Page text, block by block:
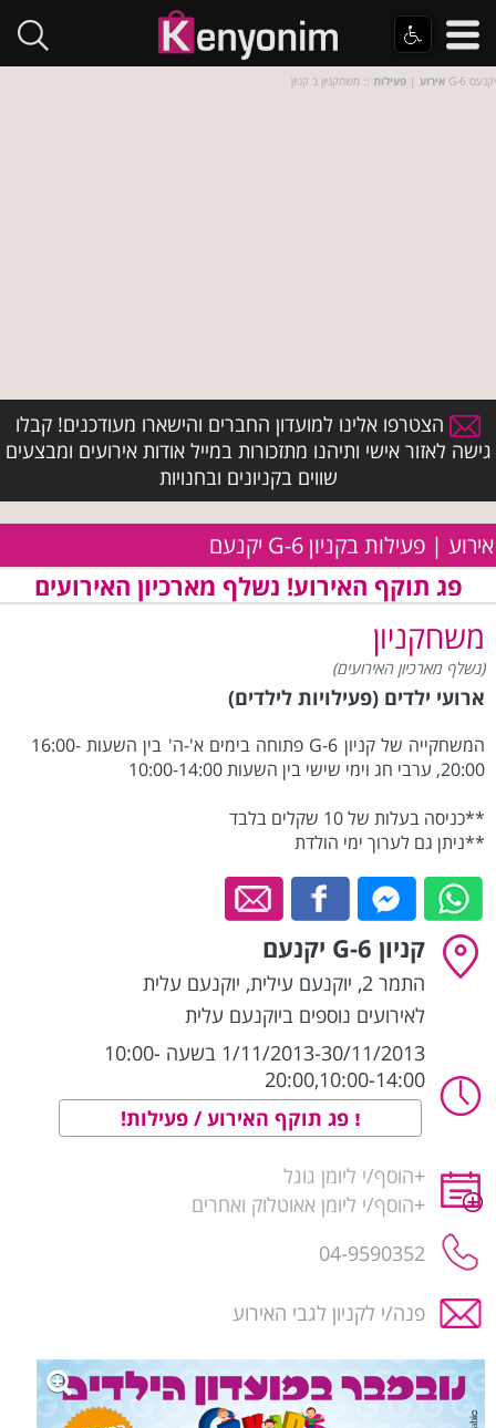
אירוע | פעילות :: משחקניון ב קניון G-6 יקנעם
הצטרפו אלינו למועדון החברים והישארו מעודכנים! קבלו
גישה לאזור אישי ותיהנו מתזכורות במייל אודות אירועים ומבצעים
שווים בקניונים ובחנויות
אירוע | פעילות בקניון G-6 יקנעם
פג תוקף האירוע! נשלף מארכיון האירועים
משחקניון
(נשלף מארכיון האירועים)
ארועי ילדים (פעילויות לילדים)
המשחקייה של קניון G-6 פתוחה בימים א'-ה' בין השעות 16:00-
20:00, ערבי חג וימי שישי בין השעות 10:00-14:00
**כניסה בעלות של 10 שקלים בלבד
**ניתן גם לערוך ימי הולדת
קניון G-6 יקנעם
התמר 2, יוקנעם עילית , יוקנעם עלית
לאירועים נוספים ביוקנעם עלית
1/11/2013-30/11/2013 בשעה 10:00-
20:00,10:00-14:00
פג תוקף האירוע / פעילות!
+הוסף/י ליומן גוגל
+הוסף/י ליומן אאוטלוק ואחרים
04-9590352
פנה/י לקניון לגבי האירוע